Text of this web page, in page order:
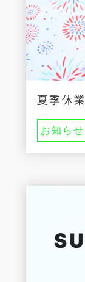
夏季休
お知らせ